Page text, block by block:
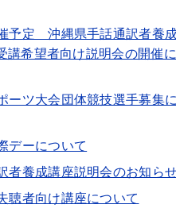
予定 沖縄県手話通訳者養
講希望者向け説明会の開催
ーツ大会団体競技選手募集
デーについて
者養成講座説明会のお知ら
聴者向け講座について